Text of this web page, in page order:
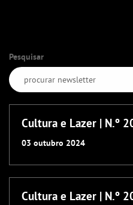
Pesquisar
Cultura e Lazer | N.º
03 outubro 2024
Cultura e Lazer | N.º